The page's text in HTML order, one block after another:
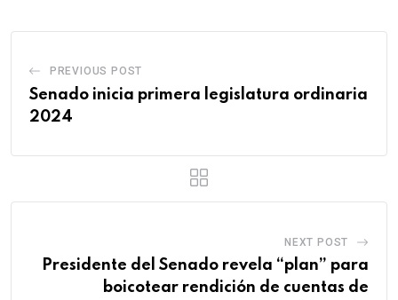
PREVIOUS POST
Senado inicia primera legislatura ordinaria
2024
NEXT POST
Presidente del Senado revela “plan” para
boicotear rendición de cuentas de